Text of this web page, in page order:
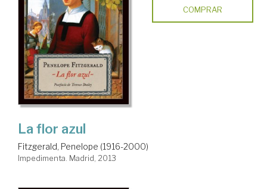
COMPRAR
La flor azul
Fitzgerald, Penelope (1916-2000)
Impedimenta. Madrid, 2013